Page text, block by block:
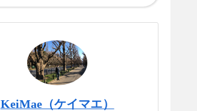
KeiMae（ケイマエ）